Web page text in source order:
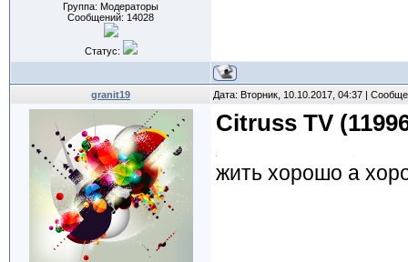
Группа: Модераторы
Сообщений: 14028
Статус:
granit19 Дата: Вторник, 10.10.2017, 04:37 |
Citruss TV
жить хорошо а